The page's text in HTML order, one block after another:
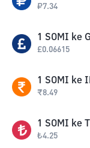
₽7.34
1 SOMI ke
£0.06615
1 SOMI ke
₹8.49
1 SOMI ke
₺4.25